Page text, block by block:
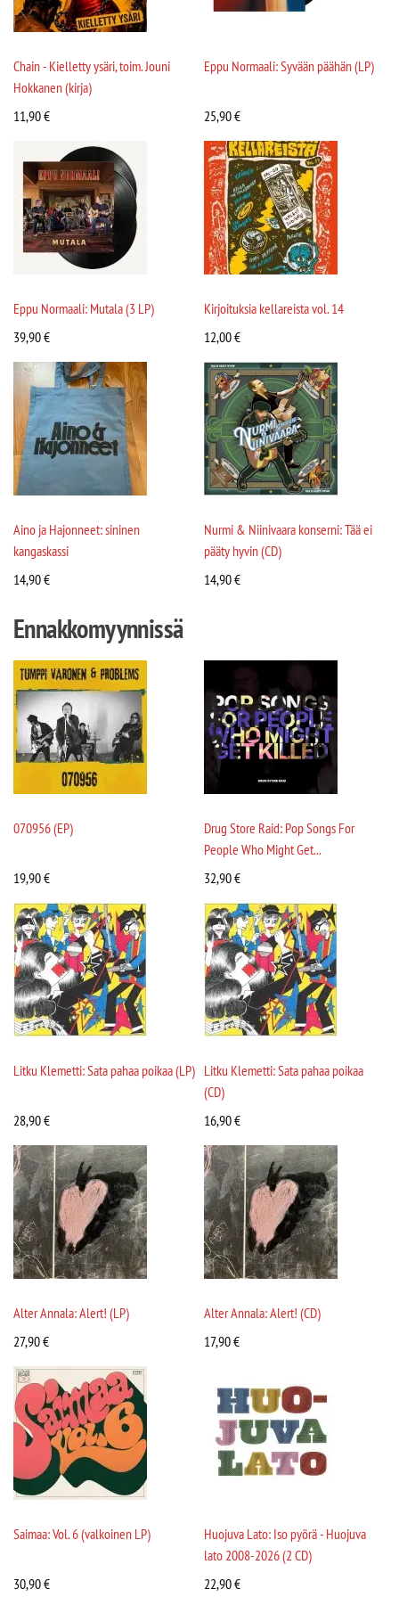
Chain - Kielletty ysäri, toim. Jouni
Hokkanen (kirja)
11,90€
Eppu Normaali: Syvään päähän (LP)
25,90€
Eppu Normaali: Mutala (3 LP)
39,90€
Kirjoituksia kellareista vol. 14
12,00€
Aino ja Hajonneet: sininen
kangaskassi
14,90€
Nurmi & Niinivaara konserni: Tää ei
pääty hyvin (CD)
14,90€
Ennakkomyynnissä
070956 (EP)
19,90€
Drug Store Raid: Pop Songs For
People Who Might Get...
32,90€
Litku Klemetti: Sata pahaa poikaa (LP)
28,90€
Litku Klemetti: Sata pahaa poikaa
(CD)
16,90€
Alter Annala: Alert! (LP)
27,90€
Alter Annala: Alert! (CD)
17,90€
Saimaa: Vol. 6 (valkoinen LP)
30,90€
Huojuva Lato: Iso pyörä - Huojuva
lato 2008-2026 (2 CD)
22,90€